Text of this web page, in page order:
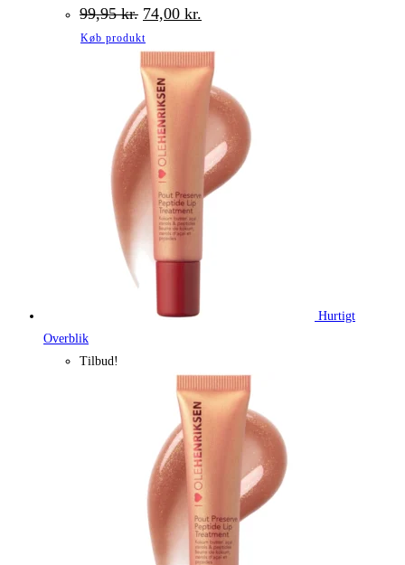
99,95kr. Den
oprindelige
pris
var:
99,95 kr..
74,00 kr.
aktuelle
er:
74,00 kr..
Køb produkt
Hurtigt
Overblik
Tilbud!